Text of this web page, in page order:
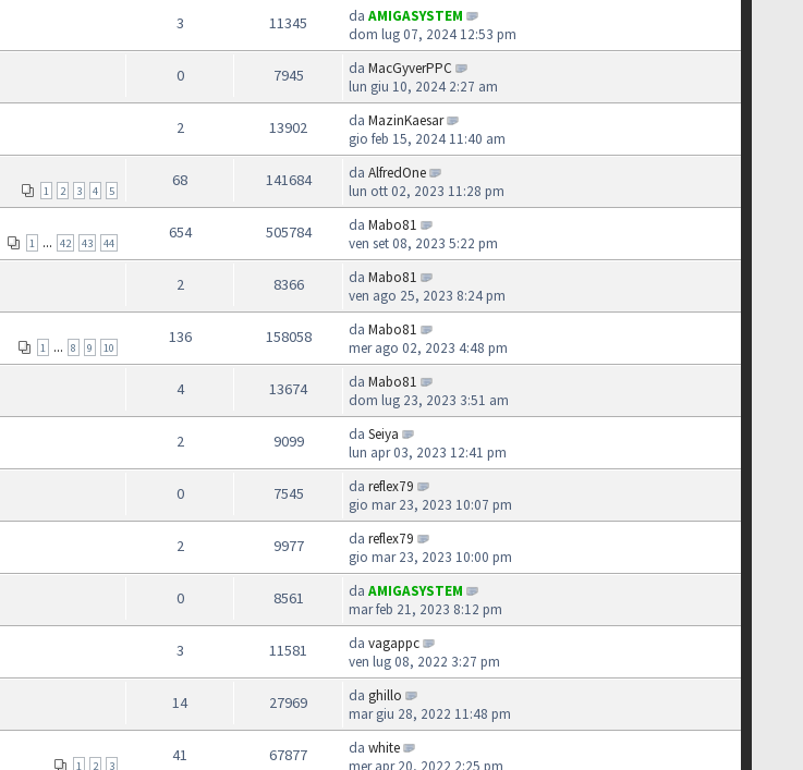
3 11345 da AMIGASYSTEM
dom lug 07, 2024 12:53 pm
0 7945 da MacGyverPPC
lun giu 10, 2024 2:27 am
2 13902 da MazinKaesar
gio feb 15, 2024 11:40 am
1 2 3 4 5
68 141684 da AlfredOne
lun ott 02, 2023 11:28 pm
1 ... 42 43 44
654 505784 da Mabo81
ven set 08, 2023 5:22 pm
2 8366 da Mabo81
ven ago 25, 2023 8:24 pm
1 ... 8 9 10
136 158058 da Mabo81
mer ago 02, 2023 4:48 pm
4 13674 da Mabo81
dom lug 23, 2023 3:51 am
2 9099 da Seiya
lun apr 03, 2023 12:41 pm
0 7545 da reflex79
gio mar 23, 2023 10:07 pm
2 9977 da reflex79
gio mar 23, 2023 10:00 pm
0 8561 da AMIGASYSTEM
mar feb 21, 2023 8:12 pm
3 11581 da vagappc
ven lug 08, 2022 3:27 pm
14 27969 da ghillo
mar giu 28, 2022 11:48 pm
1 2 3
41 67877 da white
mer apr 20, 2022 2:25 pm